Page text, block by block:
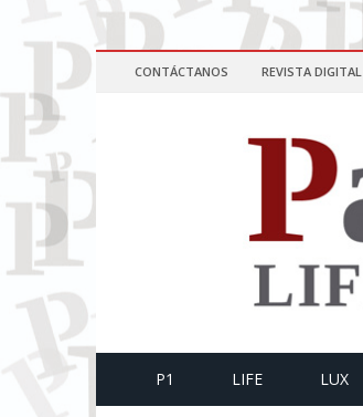
CONTÁCTANOS REVISTA DIGITAL
P1 LIFE LUX